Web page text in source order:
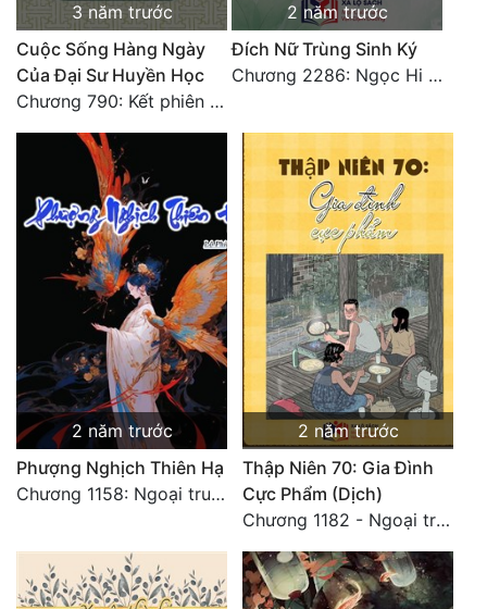
3 năm trước
Cuộc Sống Hàng Ngày
Của Đại Sư Huyền Học
Chương 790: Kết phiên ngoại
2 năm trước
Đích Nữ Trùng Sinh Ký
Chương 2286: Ngọc Hi phiên ngoại (40)
2 năm trước
Phượng Nghịch Thiên Hạ
Chương 1158: Ngoại truyện 1 - Vạn Thú Vô Cương 3
2 năm trước
Thập Niên 70: Gia Đình
Cực Phẩm (Dịch)
Chương 1182 - Ngoại truyện 4